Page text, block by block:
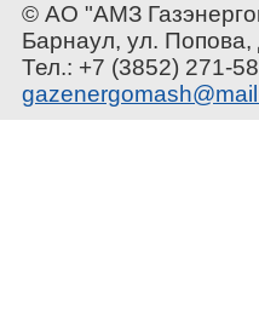
© АО "АМЗ
Барнаул, ул.
Тел.: +7 (3852) 271-